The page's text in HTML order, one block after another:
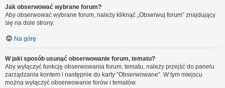
Jak obserwować wybrane forum?
Aby obserwować wybrane forum, należy kliknąć „Obserwuj forum” znajdujący
się na dole strony.
Na górę
W jaki sposób usunąć obserwowanie forum, tematu?
Aby wyłączyć funkcję obserwowania forum, tematu, należy przejść do panelu
zarządzania kontem i następnie do karty “Obserwowane”. W tym miejscu
można wyłączyć obserwowanie forów i tematów.